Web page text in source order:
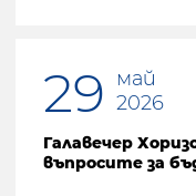
29
май
2026
Галавечер
въпросите за